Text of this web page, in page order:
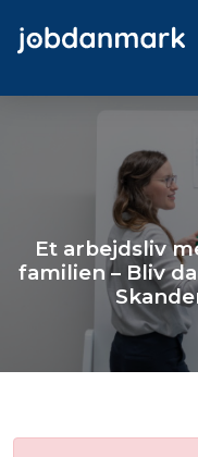
Et arbejdsliv
familien – Bliv